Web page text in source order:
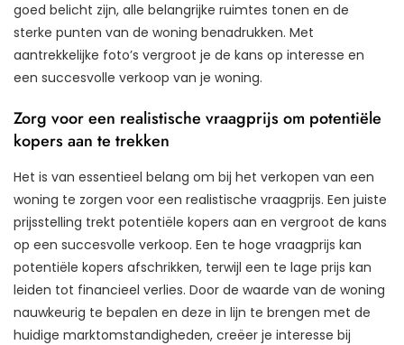
goed belicht zijn, alle belangrijke ruimtes tonen en de
sterke punten van de woning benadrukken. Met
aantrekkelijke foto’s vergroot je de kans op interesse en
een succesvolle verkoop van je woning.
Zorg voor een realistische vraagprijs om potentiële
kopers aan te trekken
Het is van essentieel belang om bij het verkopen van een
woning te zorgen voor een realistische vraagprijs. Een juiste
prijsstelling trekt potentiële kopers aan en vergroot de kans
op een succesvolle verkoop. Een te hoge vraagprijs kan
potentiële kopers afschrikken, terwijl een te lage prijs kan
leiden tot financieel verlies. Door de waarde van de woning
nauwkeurig te bepalen en deze in lijn te brengen met de
huidige marktomstandigheden, creëer je interesse bij